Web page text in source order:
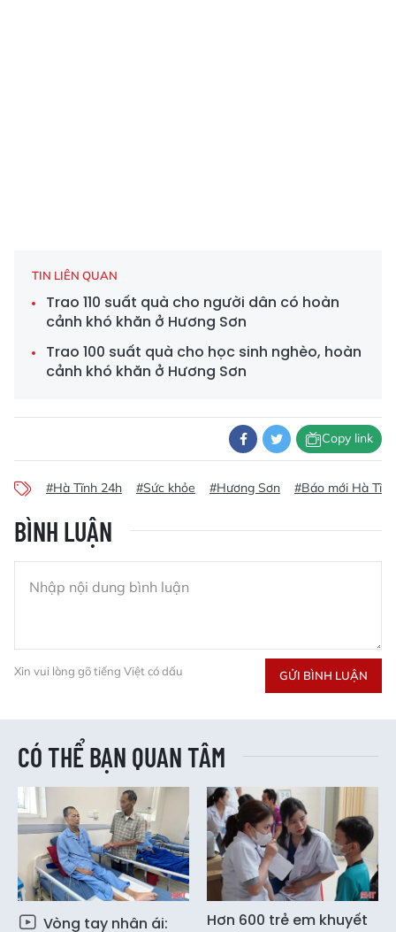
TIN LIÊN QUAN
Trao 110 suất quà cho người dân có hoàn
cảnh khó khăn ở Hương Sơn
Trao 100 suất quà cho học sinh nghèo, hoàn
cảnh khó khăn ở Hương Sơn
Copy link
#Hà Tĩnh 24h #Sức khỏe #Hương Sơn #Báo mới Hà Tĩnh
BÌNH LUẬN
Xin vui lòng gõ tiếng Việt có dấu GỬI BÌNH LUẬN
CÓ THỂ BẠN QUAN TÂM
Vòng tay nhân ái:
Hơn 600 trẻ em khuyết